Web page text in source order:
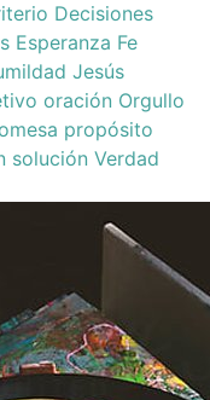
Decisiones
Esperanza Fe
Jesús
oración Orgullo
propósito
solución Verdad